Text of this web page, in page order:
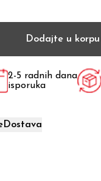
Dodajte u korpu
2-5 radnih dana
isporuka
Dostava